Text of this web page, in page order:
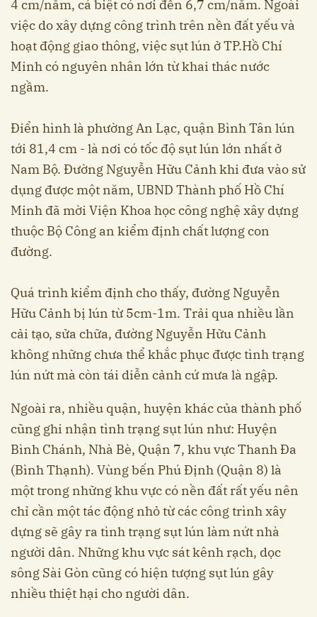
4 cm/năm, cá biệt có nơi đến 6,7 cm/năm. Ngoài
việc do xây dựng công trình trên nền đất yếu và
hoạt động giao thông, việc sụt lún ở TP.Hồ Chí
Minh có nguyên nhân lớn từ khai thác nước
ngầm.
Điển hình là phường An Lạc, quận Bình Tân lún
tới 81,4 cm - là nơi có tốc độ sụt lún lớn nhất ở
Nam Bộ. Đường Nguyễn Hữu Cảnh khi đưa vào sử
dụng được một năm, UBND Thành phố Hồ Chí
Minh đã mời Viện Khoa học công nghệ xây dựng
thuộc Bộ Công an kiểm định chất lượng con
đường.
Quá trình kiểm định cho thấy, đường Nguyễn
Hữu Cảnh bị lún từ 5cm-1m. Trải qua nhiều lần
cải tạo, sửa chữa, đường Nguyễn Hữu Cảnh
không những chưa thể khắc phục được tình trạng
lún nứt mà còn tái diễn cảnh cứ mưa là ngập.
Ngoài ra, nhiều quận, huyện khác của thành phố
cũng ghi nhận tình trạng sụt lún như: Huyện
Bình Chánh, Nhà Bè, Quận 7, khu vực Thanh Đa
(Bình Thạnh). Vùng bến Phú Định (Quận 8) là
một trong những khu vực có nền đất rất yếu nên
chỉ cần một tác động nhỏ từ các công trình xây
dựng sẽ gây ra tình trạng sụt lún làm nứt nhà
người dân. Những khu vực sát kênh rạch, dọc
sông Sài Gòn cũng có hiện tượng sụt lún gây
nhiều thiệt hại cho người dân.